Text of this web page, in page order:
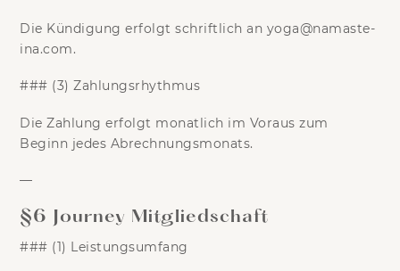
Die Kündigung erfolgt schriftlich an yoga@namaste-
ina.com.
### (3) Zahlungsrhythmus
Die Zahlung erfolgt monatlich im Voraus zum
Beginn jedes Abrechnungsmonats.
—
§6 Journey Mitgliedschaft
### (1) Leistungsumfang